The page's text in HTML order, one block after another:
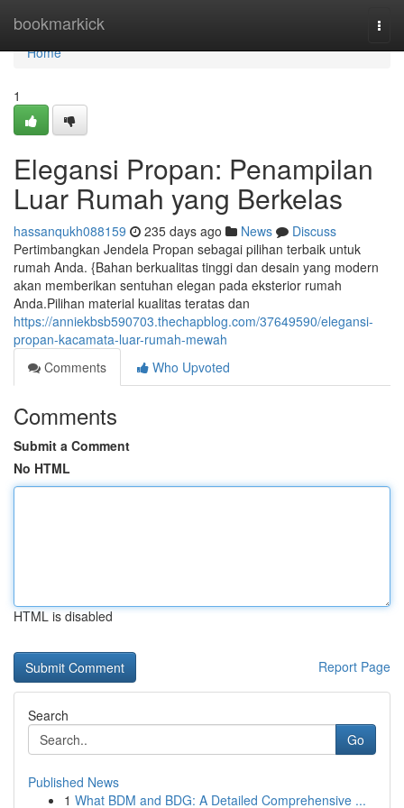
bookmarkick
Home
Home
1
Elegansi Propan: Penampilan
Luar Rumah yang Berkelas
hassanqukh088159 235 days ago News
Discuss
Pertimbangkan Jendela Propan sebagai pilihan terbaik untuk
rumah Anda. {Bahan berkualitas tinggi dan desain yang modern
akan memberikan sentuhan elegan pada eksterior rumah
Anda.Pilihan material kualitas teratas dan
https://anniekbsb590703.thechapblog.com/37649590/elegansi-
propan-kacamata-luar-rumah-mewah
Comments
Who Upvoted
Comments
Submit a Comment
No HTML
HTML is disabled
Report Page
Search
Go
Published News
1 What BDM and BDG: A Detailed Comprehensive ...